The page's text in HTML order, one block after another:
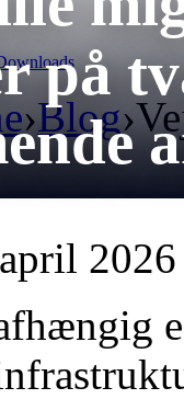
›Blog›
på
2026